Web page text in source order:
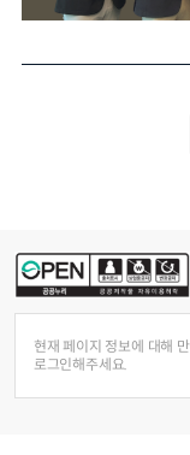
현재 페이지 정보에 대해
로그인해주세요.